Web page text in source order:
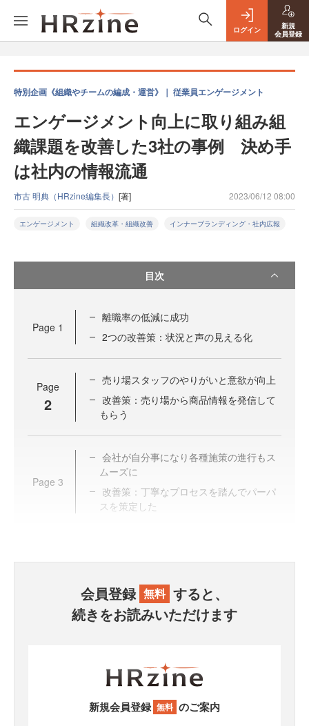
ログイン
新規
会員登録
特別企画《組織やチームの編成・運営》｜ 従業員エンゲージメント
エンゲージメント向上に取り組み組
織課題を改善した3社の事例 決め手
は社内の情報流通
市古 明典（HRzine編集長） [著] 2023/06/12 08:00
エンゲージメント 組織改革・組織改善 インナーブランディング・社内広報
目次
Page 1
離職率の低減に成功
2つの改善策：状況と声の見える化
Page
2
売り場スタッフのやりがいと意欲が向上
改善策：売り場から商品情報を発信して
もらう
Page 3
会社が自分事になり各種施策の進行もス
ムーズに
改善策：丁寧なプロセスを踏んでパーパ
スを策定した
会員登録 無料 すると、
続きをお読みいただけます
新規会員登録 無料 のご案内